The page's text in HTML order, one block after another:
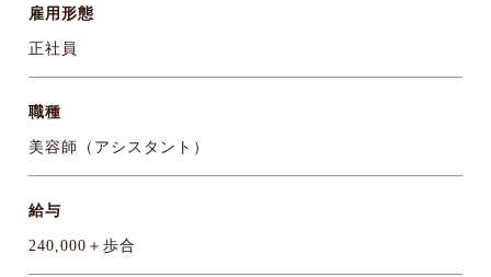
雇用形態
正社員
職種
美容師（アシスタント）
給与
240,000＋歩合